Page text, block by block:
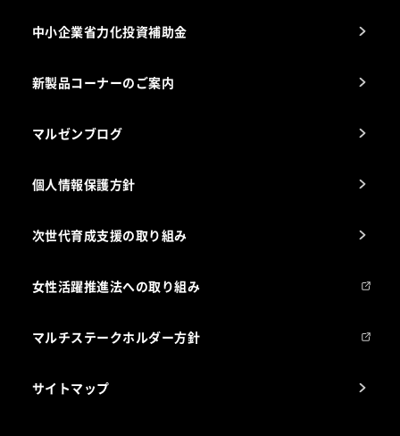
海外出店をご検討のお客様へ
中小企業省力化投資補助金
新製品コーナーのご案内
マルゼンブログ
個人情報保護方針
次世代育成支援の取り組み
女性活躍推進法への取り組み
マルチステークホルダー方針
サイトマップ